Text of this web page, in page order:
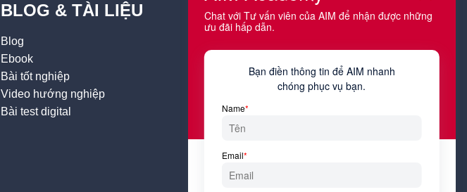
BLOG & TÀI LIỆU
Blog
Ebook
Bài tốt nghiệp
Video hướng nghiệp
Bài test digital
Bạn đang sống và làm việc tại tỉnh
thành nào?
Tôi đồng ý với